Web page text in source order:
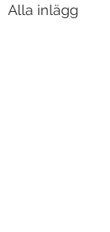
Alla inlägg